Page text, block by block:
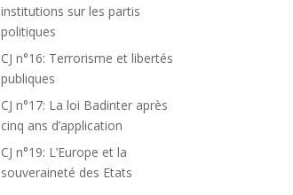
institutions sur les partis
politiques
CJ n°16: Terrorisme et libertés
publiques
CJ n°17: La loi Badinter après
cinq ans d’application
CJ n°19: L’Europe et la
souveraineté des Etats